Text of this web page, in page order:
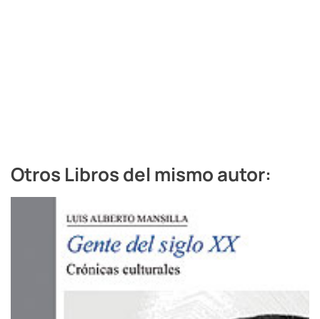
Otros Libros del mismo autor: